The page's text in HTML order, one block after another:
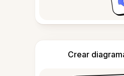
Crear